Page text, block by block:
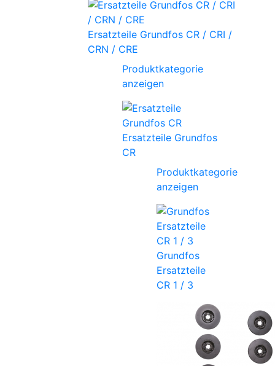
Ersatzteile Grundfos CR / CRI /
CRN / CRE
Produktkategorie
anzeigen
Ersatzteile Grundfos
CR
Produktkategorie
anzeigen
Grundfos
Ersatzteile
CR 1 / 3